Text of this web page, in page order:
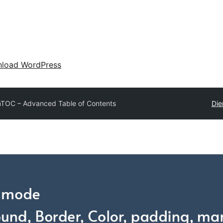
WordPress
– Advanced Table of Contents